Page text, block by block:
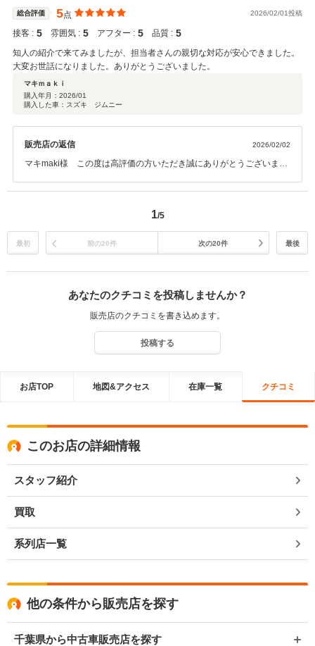
総合評価 5点 2026/02/01投稿
接客 : 5 雰囲気 : 5 アフター : 5 品質 : 5
知人の紹介で来てみましたが、担当者さんの親切な対応が安心できました。
大変お世話になりました。ありがとうございました。
マキｍａｋｉ
購入年月： 2026/01
購入した車：スズキ ジムニー
販売店の返信 2026/02/02
マキmaki様 この度は高評価の方いただき誠にありがとうございま
したらお気軽にご相談ください。何卒よろしくお願い致します。
1/5
最初 前の20件 次の20件 最後
あなたのクチコミを投稿しませんか？
販売店のクチコミを書き込めます。
投稿する
お店TOP 地図&アクセス 在庫一覧 クチコミ
このお店の詳細情報
スタッフ紹介
買取
系列店一覧
他の条件から販売店を探す
千葉県から中古車販売店を探す